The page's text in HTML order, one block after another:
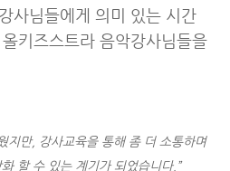
사님들에게 의미 있는 시간
키즈스트라 음악강사님들을
지만, 강사교육을 통해 좀 더 소통하며
할 수 있는 계기가 되었습니다.”